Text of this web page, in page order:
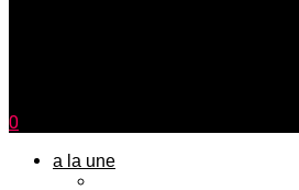
0
a la une